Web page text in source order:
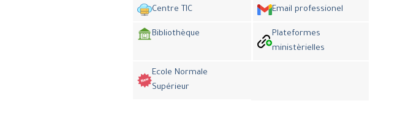
Centre TIC Email professionel
Bibliothèque
Plateformes
ministèrielles
Ecole Normale
Supérieur